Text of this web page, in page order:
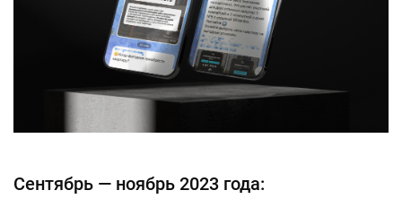
Сентябрь — ноябрь 2023 года: